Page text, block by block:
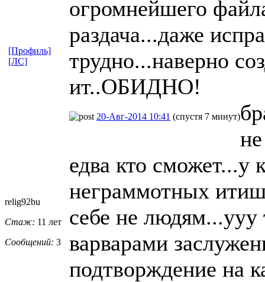
огромнейшего
раздача...даже
трудно...наверно
ит..ОБИДНО!
[Профиль]
[ЛС]
relig92bu
Стаж: 11 лет
Сообщений: 3
20-Авг-2014 10:41 (спустя 7 минут)
едва кто сможет...у
неграммотных
себе не людям...ууу
варварами
подтворждение на